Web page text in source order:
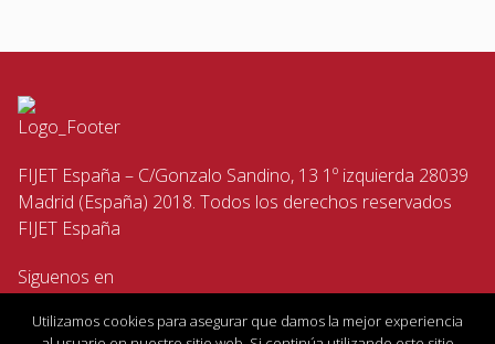
FIJET España – C/Gonzalo Sandino, 13 1º izquierda 28039
Madrid (España) 2018. Todos los derechos reservados
FIJET España
Siguenos en
Utilizamos cookies para asegurar que damos la mejor experiencia